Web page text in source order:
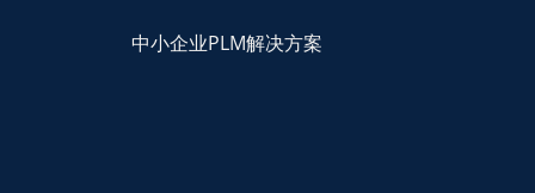
中小企业PLM解决方案